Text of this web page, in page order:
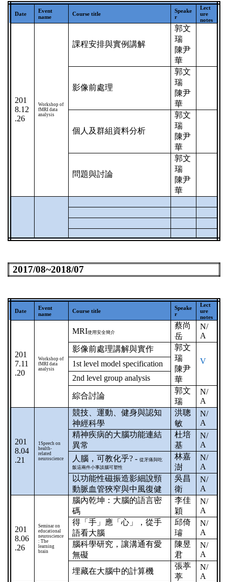
Date
Event
name
Course title
Speake
r
Lect
ure
notes
201
8.12
.26
Workshop of
fMRI data
analysis
課程安排與實例講解
郭文
瑞
陳尹
華
影像前處理
郭文
瑞
陳尹
華
個人及群組資料分析
郭文
瑞
陳尹
華
問題與討論
郭文
瑞
陳尹
華
2017/08~2018/07
Date
Event
name
Course title
Speake
r
Lect
ure
notes
201
7.11
.20
Workshop of
fMRI data
analysis
MRI使用安全簡介
蔡尚
岳
N/
A
影像前處理講解與實作
郭文
瑞
陳尹
華
V
1st level model specification
2nd level group analysis
綜合討論
郭文
瑞
N/
A
201
8.04
.21
1Speech on
health-
related
neuroscience
競技、運動、健身與認知
神經科學
洪聰
敏
N/
A
精神疾病的大腦功能連結
異常
杜培
基
N/
A
人腦，可教化乎? -從牙痛與吃
飯這兩件小事談腦可塑性
林嘉
澍
N/
A
以功能性磁振造影細說頸
動脈血管狹窄與中風復健
吳昌
衛
N/
A
201
8.06
.26
Seminar on
educational
neuroscience
: The
learning
brain
腦內乾坤：大腦的語言密
碼
李佳
穎
N/
A
得「手」應「心」，從手
語看大腦
邱倚
璿
N/
A
腦科學研究，讓溝通有愛
無礙
陳昱
君
N/
A
埋藏在大腦中的計算機
張葶
葶
N/
A